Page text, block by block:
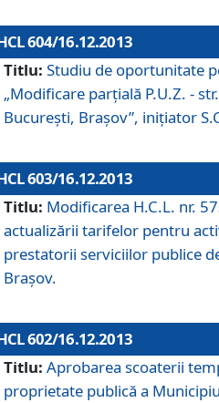
604/16.12.2013
Titlu: Studiu de oportunitate
„Modificare parţială P.U.Z. -
Bucureşti, Braşov”, iniţiator
603/16.12.2013
Titlu: Modificarea H.C.L. nr.
actualizării tarifelor pentru
prestatorii serviciilor publice
Braşov.
602/16.12.2013
Titlu: Aprobarea scoaterii
proprietate publică a